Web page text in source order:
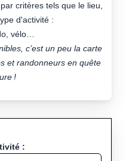
critères tels que le lieu,
d'activité :
vélo…
c’est un peu la carte
et randonneurs en quête
!
: